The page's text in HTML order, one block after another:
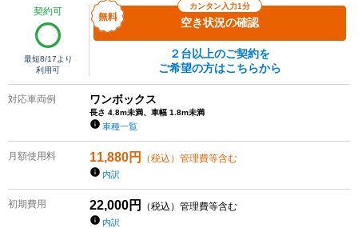
契約可
最短8/17 より
利用可
カンタン入力1分
空き状況の確認
２台以上のご契約を
ご希望の方はこちらから
対応車両例 ワンボックス
長さ 4.8m未満、車幅 1.8m未満
車種一覧
月額使用料 11,880円 （税込）管理費等含む
内訳
初期費用 22,000円 （税込）管理費等含む
内訳